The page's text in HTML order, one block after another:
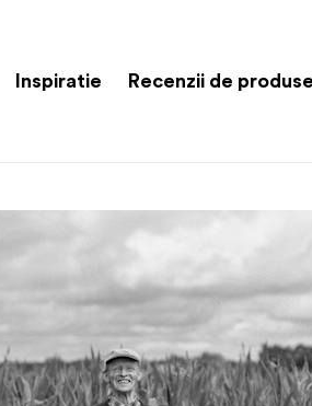
Inspiratie Recenzii de produse